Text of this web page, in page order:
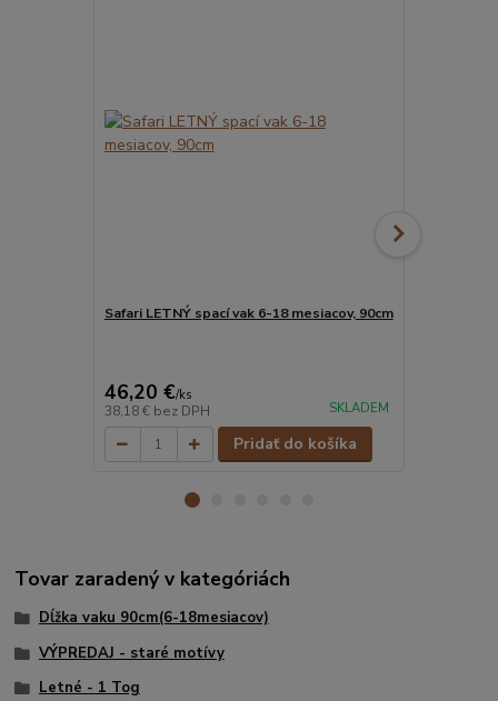
Safari LETNÝ spací vak 6-18 mesiacov, 90cm
46,20 €/ks
38,18 € bez DPH SKLADEM
Pridať do košíka
Tovar zaradený v kategóriách
Dĺžka vaku 90cm(6-18mesiacov)
VÝPREDAJ - staré motívy
Letné - 1 Tog